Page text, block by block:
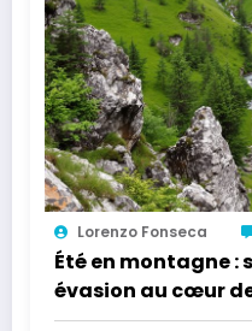
Lorenzo Fonseca
Été en montagne :
évasion au cœur